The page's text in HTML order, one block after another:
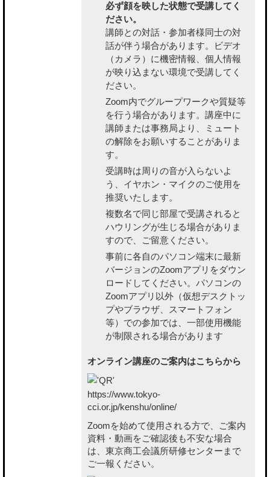
必ず顔を映した状態で受講してく
ださい。
講師との対話・参加者様同士の対
話が伴う場合があります。ビデオ
（カメラ）に機密情報、個人情報
が映り込まない環境で受講してく
ださい。
Zoom内でグループワークや質疑等
を行う場合があります。講座中に
講師または事務局より、ミュート
の解除をお願いすることがありま
す。
受講時は周りの音が入らないよ
う、イヤホン・マイクのご使用を
推奨いたします。
複数名で同じ部屋で受講されると
ハウリングが生じる場合がありま
すので、ご留意ください。
事前に各自のパソコン端末に最新
バージョンのZoomアプリをダウン
ロードしてください。パソコンの
Zoomアプリ以外（仮想デスクトッ
プやブラウザ、スマートフォン
等）での参加では、一部使用機能
が制限される場合があります
オンライン講座のご案内はこちらから
https://www.tokyo-
cci.or.jp/kenshu/online/
Zoomを始めて使用される方で、ご案内
資料・動画をご確認後も不安な場合
は、東京商工会議所研修センターまで
ご一報ください。